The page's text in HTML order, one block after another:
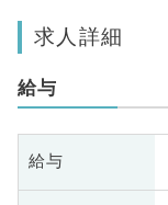
求人詳細
給与
給与